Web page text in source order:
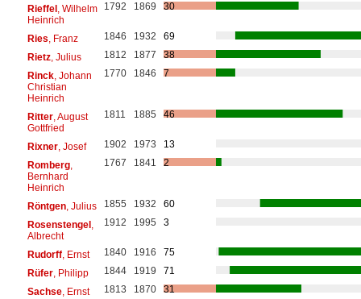
Rieffel , Wilhelm
Heinrich
1792 1869 30
Ries, Franz 1846 1932
69
Rietz, Julius 1812 1877
38
Rinck, Johann
Christian
Heinrich
1770 1846 7
Ritter, August
Gottfried
1811 1885 46
Rixner, Josef 1902 1973
13
Romberg,
Bernhard
Heinrich
1767 1841 2
Röntgen, Julius 1855 1932
60
Rosenstengel ,
Albrecht
1912 1995 3
Rudorff, Ernst 1840 1916
75
Rüfer, Philipp 1844 1919
71
Sachse, Ernst 1813 1870
31